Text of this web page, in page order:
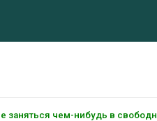
заняться чем-нибудь в